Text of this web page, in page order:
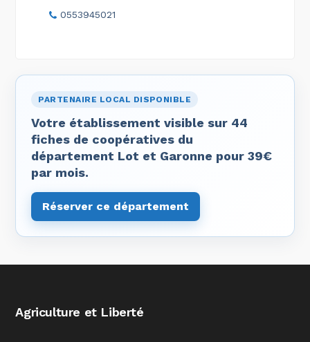
0553945021
PARTENAIRE LOCAL DISPONIBLE
Votre établissement visible sur 44
fiches de coopératives du
département Lot et Garonne pour 39€
par mois.
Réserver ce département
Agriculture et Liberté